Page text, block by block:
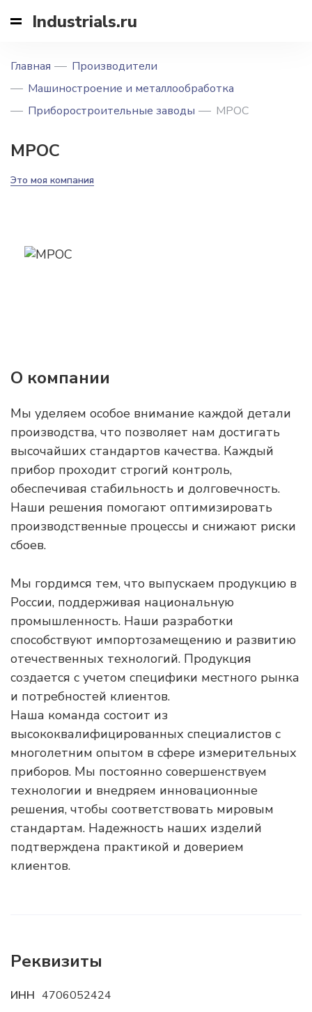
Industrials.ru
Главная
Производители
Машиностроение и металлообработка
Приборостроительные заводы
МРОС
МРОС
Это моя компания
О компании
Мы уделяем особое внимание каждой детали
производства, что позволяет нам достигать
высочайших стандартов качества. Каждый
прибор проходит строгий контроль,
обеспечивая стабильность и долговечность.
Наши решения помогают оптимизировать
производственные процессы и снижают риски
сбоев.
Мы гордимся тем, что выпускаем продукцию в
России, поддерживая национальную
промышленность. Наши разработки
способствуют импортозамещению и развитию
отечественных технологий. Продукция
создается с учетом специфики местного рынка
и потребностей клиентов.
Наша команда состоит из
высококвалифицированных специалистов с
многолетним опытом в сфере измерительных
приборов. Мы постоянно совершенствуем
технологии и внедряем инновационные
решения, чтобы соответствовать мировым
стандартам. Надежность наших изделий
подтверждена практикой и доверием
клиентов.
Реквизиты
ИНН 4706052424